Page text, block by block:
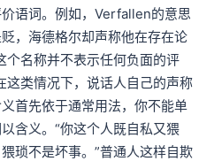
用一个新的概念把这样一个二
。这个概念叫生存。大家想
微博是在找什么呢？有人会说
《存在与时间》中的生存概
它既不代表我的思维、我的心
语词。例如，Verfallen的意思
，海德格尔却声称他在存在论
个名称并不表示任何负面的评
这类情况下，说话人自己的声称
首先依于通常用法，你不能单
含义。“你这个人既自私又猥
琐不是坏事。”普通人这样自欺